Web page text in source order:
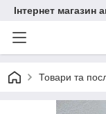
Інтернет
Товари та